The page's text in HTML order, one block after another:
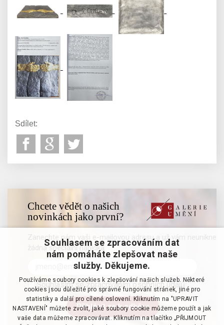
Sdílet:
Chcete vědět o našich
novinkách jako první?
Zanechte nám vaši e-mailovou adresu a už vám neunikne
žádná speciální nabídka
Souhlasím se zpracováním osobních údajů
Souhlasem se zpracováním dat
nám pomáháte zlepšovat naše
služby. Děkujeme.
Používáme soubory cookies k zlepšování našich služeb. Některé
cookies jsou důležité pro správné fungování stránek, jiné pro
statistiky a další pro cílené oslovení. Kliknutím na "UPRAVIT
NASTAVENÍ" můžete zvolit, jaké soubory cookie můžeme použít a jak
vaše data můžeme zpracovávat. Kliknutím na tlačítko „PŘIJMOUT